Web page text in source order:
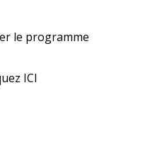
le programme
ICI